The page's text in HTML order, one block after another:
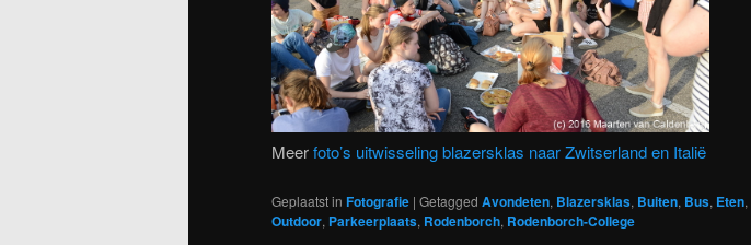
Meerfoto’s uitwisseling blazersklas naar Zwitserland en Italië
Geplaatst in Fotografie | Getagged Avondeten, Blazersklas, Buiten, Bus, Eten,
Outdoor, Parkeerplaats, Rodenborch, Rodenborch-College